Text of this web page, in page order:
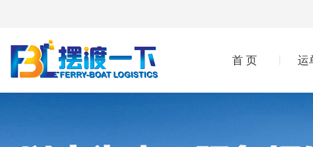
首 页 运